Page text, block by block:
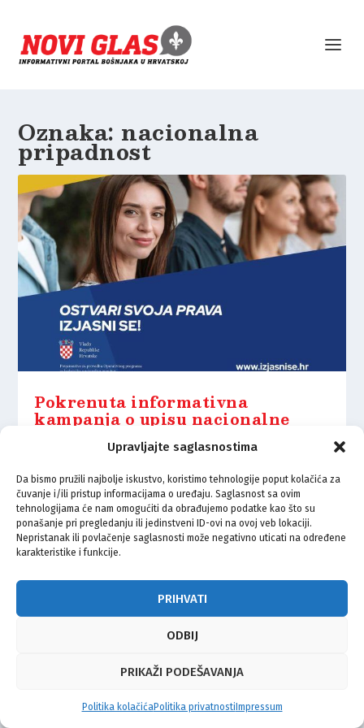
Upravljajte saglasnostima
Da bismo pružili najbolje iskustvo, koristimo tehnologije poput kolačića za
čuvanje i/ili pristup informacijama o uređaju. Saglasnost sa ovim
tehnologijama će nam omogućiti da obrađujemo podatke kao što su
ponašanje pri pregledanju ili jedinstveni ID-ovi na ovoj veb lokaciji.
Nepristanak ili povlačenje saglasnosti može negativno uticati na određene
karakteristike i funkcije.
PRIHVATI
ODBIJ
PRIKAŽI PODEŠAVANJA
Politika kolačićaPolitika privatnosti Impressum
Oznaka: nacionalna
pripadnost
Pokrenuta informativna
kampanja o upisu nacionalne
pripadnosti u Registar birača